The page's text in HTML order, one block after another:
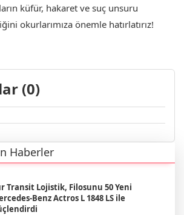
küfür, hakaret ve suç unsuru
okurlarımıza önemle hatırlatırız!
(0)
Haberler
Transit Lojistik, Filosunu 50 Yeni
Benz Actros L 1848 LS ile